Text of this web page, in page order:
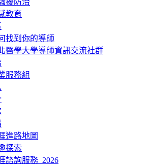
教育
找到你的導師
醫學大學導師資訊交流社群
服務組
進路地圖
探索
諮詢服務_2026